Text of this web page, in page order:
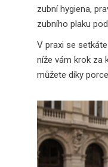
zubní hygiena,
zubního plaku
V praxi se
níže vám krok za
můžete díky